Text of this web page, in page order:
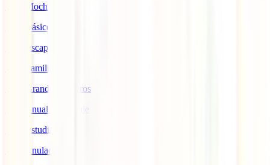
IATI Mochilero
IATI Básico
IATI Escapadas
IATI Familia
IATI Grandes Viajeros
IATI Anual Multiviaje
IATI Estudios
IATI Anulación Premium